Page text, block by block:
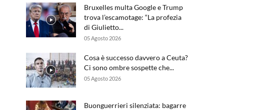
Bruxelles multa Google e Trump
trova l’escamotage: “La profezia
di Giulietto...
05 Agosto 2026
Cosa è successo davvero a Ceuta?
Ci sono ombre sospette che...
05 Agosto 2026
Buonguerrieri silenziata: bagarre